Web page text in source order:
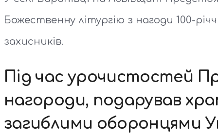
Божественну літургію з нагоди 100-
захисників.
Під час урочистостей
нагороди, подарував
загиблими оборонцями